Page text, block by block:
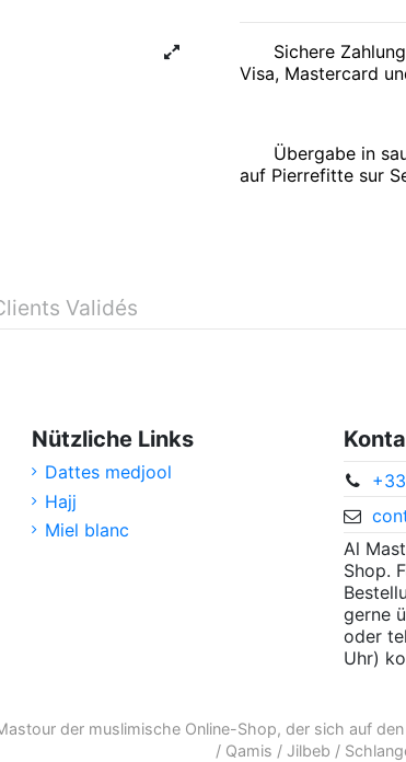
Sichere Zahlung
Visa, Mastercard
Übergabe in
auf Pierrefitte sur
Validés
Nützliche Links
Dattes medjool
Hajj
Miel blanc
Al
Shop.
gerne
oder
Uhr)
der muslimische Online-Shop, der sich auf
/ Qamis / Jilbeb /